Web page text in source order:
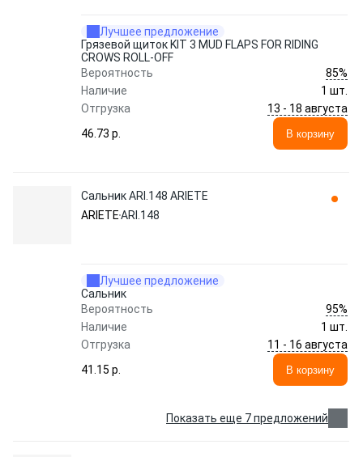
Лучшее предложение
Грязевой щиток KIT 3 MUD FLAPS FOR RIDING
CROWS ROLL-OFF
Вероятность
85%
Наличие
1 шт.
Отгрузка
13 - 18 августа
46.73 p.
В корзину
Сальник ARI.148 ARIETE
ARIETEARI.148
Лучшее предложение
Сальник
Вероятность
95%
Наличие
1 шт.
Отгрузка
11 - 16 августа
41.15 p.
В корзину
Показать еще 7 предложений